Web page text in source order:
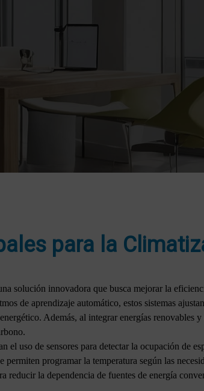
para la
solución innovadora que busca mejorar la
de aprendizaje automático, estos sistemas
Además, al integrar energías renovables
el uso de sensores para detectar la ocupación de
permiten programar la temperatura según las
reducir la dependencia de fuentes de energía